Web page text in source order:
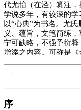
代尤怡（在泾）纂注
学说多年，有较深的
以“心典”为书名。尤
义、蕴旨，文笔简练
宁可缺略，不强予衍
增添之内容。可称是《
既得师传，悬壶于世，
序